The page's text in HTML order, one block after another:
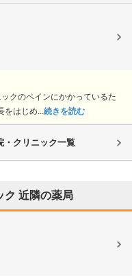
クのペインにかかっているた
をはじめ...続きを読む
・クリニック一覧
ク 近隣の薬局